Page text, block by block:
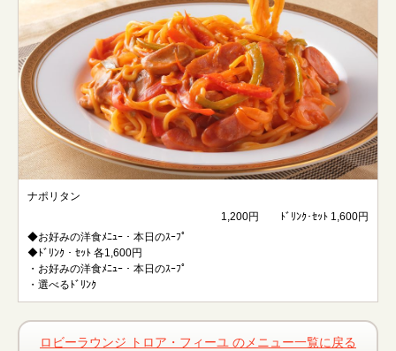
ナポリタン
1,200円 ﾄﾞﾘﾝｸ･ｾｯﾄ 1,600円
◆お好みの洋食ﾒﾆｭｰ・本日のｽｰﾌﾟ
◆ﾄﾞﾘﾝｸ・ｾｯﾄ 各1,600円
・お好みの洋食ﾒﾆｭｰ・本日のｽｰﾌﾟ
・選べるﾄﾞﾘﾝｸ
ロビーラウンジ トロア・フィーユ のメニュー一覧に戻る